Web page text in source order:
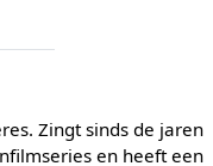
Zingt sinds de jaren
en heeft een